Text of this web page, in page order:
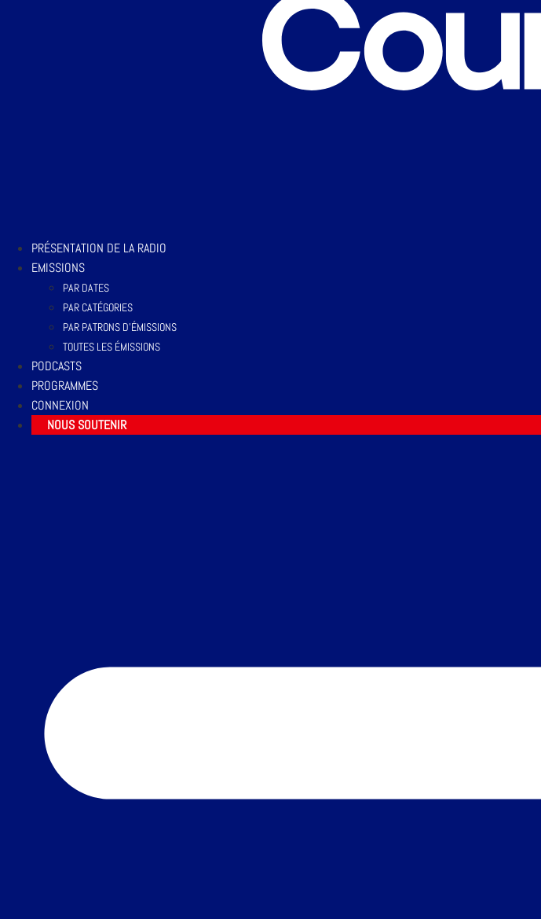
PRÉSENTATION DE LA RADIO
EMISSIONS
PAR DATES
PAR CATÉGORIES
PAR PATRONS D’ÉMISSIONS
TOUTES LES ÉMISSIONS
PODCASTS
PROGRAMMES
CONNEXION
NOUS SOUTENIR